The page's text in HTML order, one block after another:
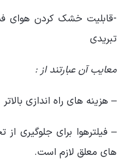
تبریدی
معایب آن عبارتند از :
– هزینه های راه اندازی بالاتر
– فیلترهوا برای جلوگیری
های معلق لازم است.